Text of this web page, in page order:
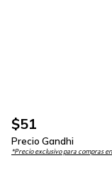
$51
Precio Gandhi
*Precio exclusivo para compras